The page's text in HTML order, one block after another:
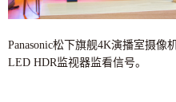
Panasonic松下旗舰4K演播室摄
LED HDR监视器监看信号。